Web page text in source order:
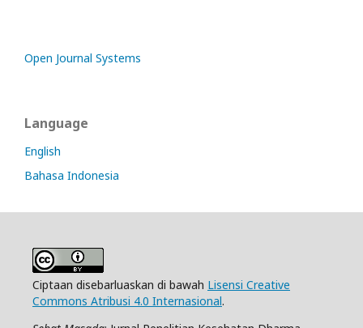
Open Journal Systems
Language
English
Bahasa Indonesia
Ciptaan disebarluaskan di bawah Lisensi Creative
Commons Atribusi 4.0 Internasional.